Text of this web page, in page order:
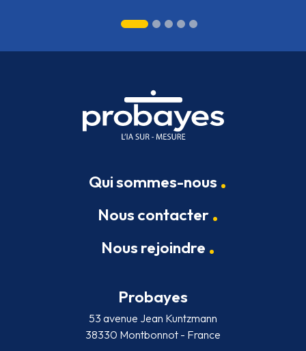
Qui sommes-nous
Nous contacter
Nous rejoindre
Probayes
53 avenue Jean Kuntzmann
38330 Montbonnot - France